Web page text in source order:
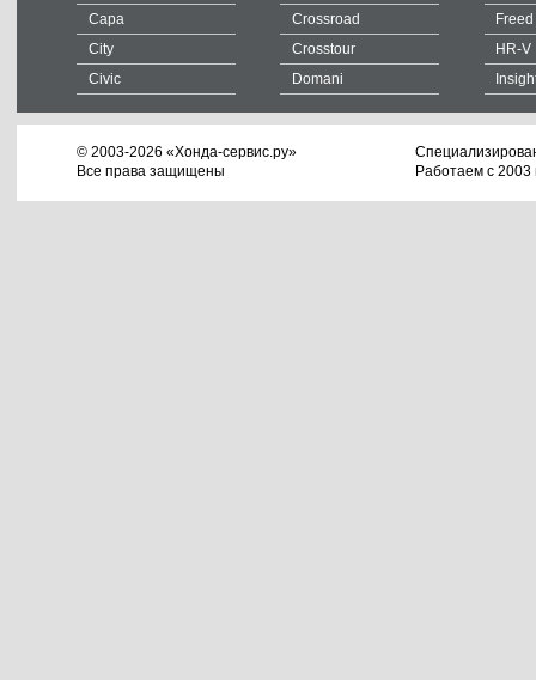
Capa
City
Civic
Crossroad
Crosstour
Domani
HR-V
© 2003-2026 «Хонда-сервис.ру»
Все права защищены
Работаем с 2003